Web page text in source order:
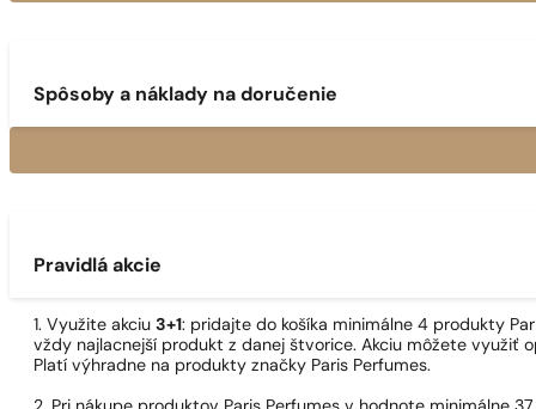
Spôsoby a náklady na doručenie
Pravidlá akcie
1. Využite akciu 3+1: pridajte do košíka minimálne 4 produkty
vždy najlacnejší produkt z danej štvorice. Akciu môžete využiť
Platí výhradne na produkty značky Paris Perfumes.